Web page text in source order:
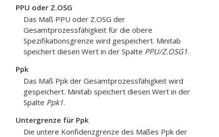
PPU oder Z.OSG
Das Maß PPU oder Z.OSG der
Gesamtprozessfähigkeit für die obere
Spezifikationsgrenze wird gespeichert. Minitab
speichert diesen Wert in der Spalte PPU/Z.OSG1.
Ppk
Das Maß Ppk der Gesamtprozessfähigkeit wird
gespeichert. Minitab speichert diesen Wert in der
Spalte Ppk1.
Untergrenze für Ppk
Die untere Konfidenzgrenze des Maßes Ppk der